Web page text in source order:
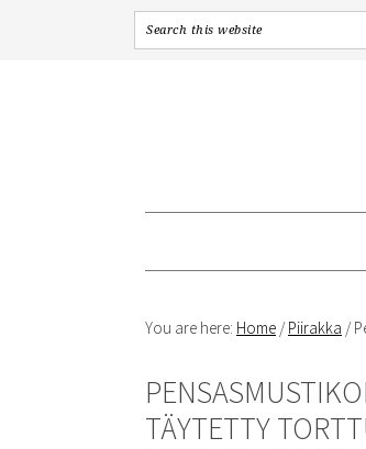
You are here: Home / Piirakka /
TÄYTETTY